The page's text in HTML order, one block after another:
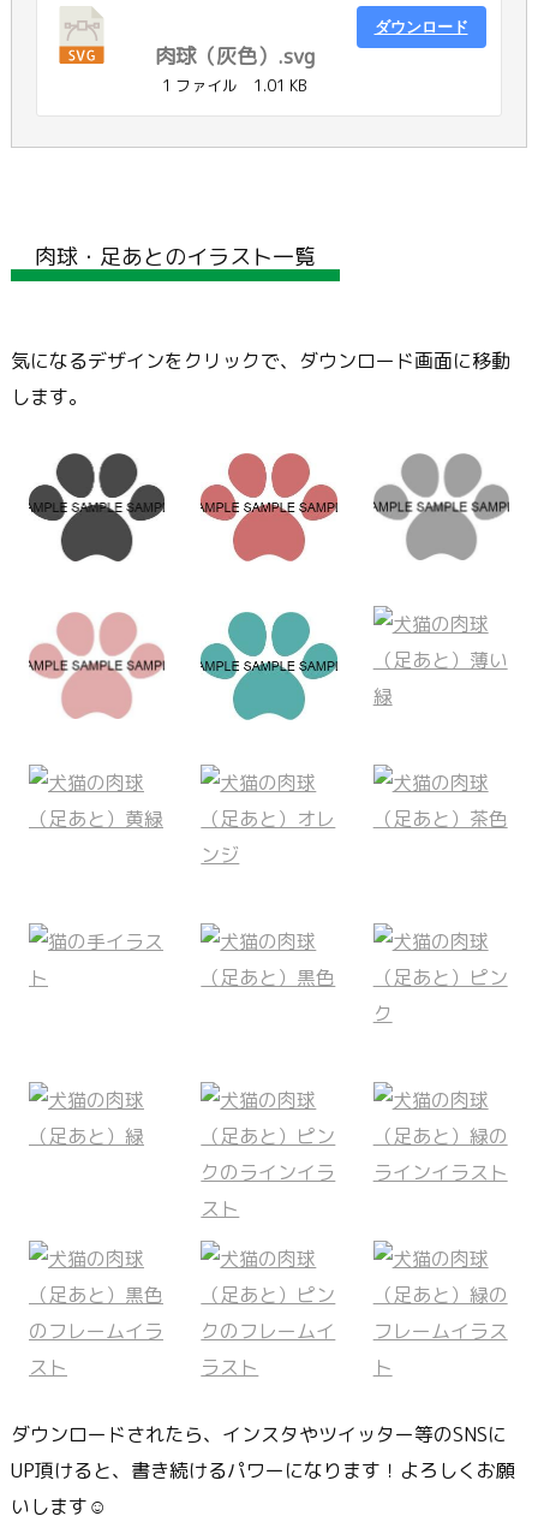
肉球（灰色）.svg
1 ファイル 1.01 KB
ダウンロード
肉球・足あとのイラスト一覧
気になるデザインをクリックで、ダウンロード画面に移動
します。
ダウンロードされたら、インスタやツイッター等のSNSに
UP頂けると、書き続けるパワーになります！よろしくお願
いします☺